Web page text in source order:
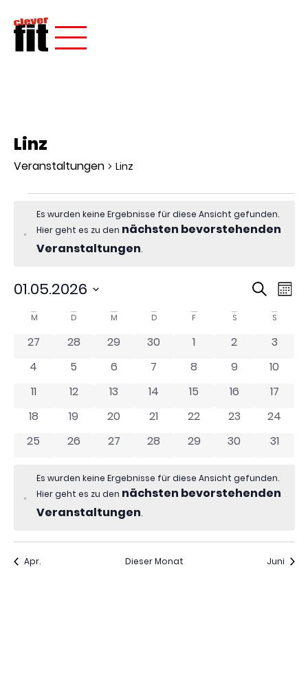
Linz
Veranstaltungen Linz
Hinweis
Es wurden keine Ergebnisse für diese Ansicht gefunden.
Hier geht es zu den nächsten bevorstehenden
Veranstaltungen.
Suche
und
Suche
01.05.2026
wählen.
Kalender
von
Veranstaltungen
M D M D F S S
0 Veranstaltungen
27 0 Veranstaltungen
28 0 Veranstaltungen
29 0 Veranstaltungen
30 0 Veranstaltungen
1 0
2 0
3
0 Veranstaltungen
4 0 Veranstaltungen
5 0 Veranstaltungen
6 0 Veranstaltungen
7 0 Veranstaltungen
8 0
9 0
10
0 Veranstaltungen
11 0 Veranstaltungen
12 0 Veranstaltungen
13 0 Veranstaltungen
14 0 Veranstaltungen
15 0
16 0
17
0 Veranstaltungen
18 0 Veranstaltungen
19 0 Veranstaltungen
20 0 Veranstaltungen
21 0 Veranstaltungen
22 0
23 0
24
0 Veranstaltungen
25 0 Veranstaltungen
26 0 Veranstaltungen
27 0 Veranstaltungen
28 0 Veranstaltungen
29 0
30 0
31
Hinweis
Es wurden keine Ergebnisse für diese Ansicht gefunden.
Hier geht es zu den nächsten bevorstehenden
Veranstaltungen.
Apr. Dieser Monat Juni